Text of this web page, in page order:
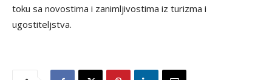
toku sa novostima i zanimljivostima iz turizma i
ugostiteljstva.